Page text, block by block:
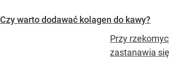
Czy warto dodawać kolagen do kawy?
Przy
zastanawia